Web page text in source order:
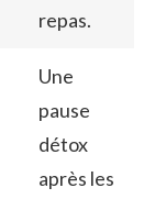
repas.
Une
pause
détox
après les